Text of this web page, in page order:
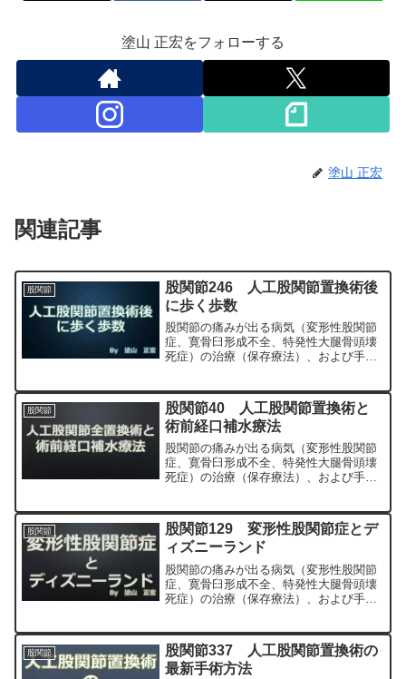
塗山 正宏をフォローする
塗山 正宏
関連記事
股関節
股関節246 人工股関節置換術後
に歩く歩数
股関節の痛みが出る病気（変形性股関節
症、寛骨臼形成不全、特発性大腿骨頭壊
死症）の治療（保存療法）、および手術
科専門医（人工関節手術を専門）の塗山
正宏が色々と説明します。
股関節
股関節40 人工股関節置換術と
術前経口補水療法
股関節の痛みが出る病気（変形性股関節
症、寛骨臼形成不全、特発性大腿骨頭壊
死症）の治療（保存療法）、および手術
科専門医（人工関節手術を専門）の塗山
正宏が色々と説明します。
股関節
股関節129 変形性股関節症とデ
ィズニーランド
股関節の痛みが出る病気（変形性股関節
症、寛骨臼形成不全、特発性大腿骨頭壊
死症）の治療（保存療法）、および手術
科専門医（人工関節手術を専門）の塗山
正宏が色々と説明します。
股関節
股関節337 人工股関節置換術の
最新手術方法